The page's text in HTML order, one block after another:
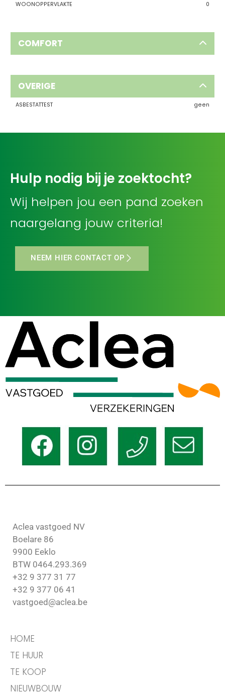
WOONOPPERVLAKTE
0
COMFORT
OVERIGE
ASBESTATTEST geen
Hulp nodig bij je zoektocht?
Wij helpen jou een pand zoeken
naargelang jouw criteria!
NEEM HIER CONTACT OP
Aclea vastgoed NV
Boelare 86
9900 Eeklo
BTW 0464.293.369
+32 9 377 31 77
+32 9 377 06 41
vastgoed@aclea.be
HOME
TE HUUR
TE KOOP
NIEUWBOUW